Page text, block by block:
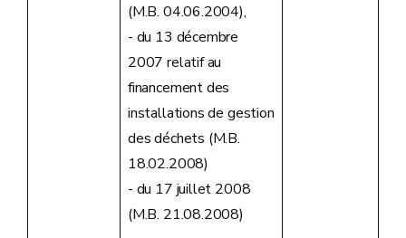
(M.B. 04.06.2004),
- du 13 décembre
2007 relatif au
financement des
installations de gestion
des déchets (M.B.
18.02.2008)
- du 17 juillet 2008
(M.B. 21.08.2008)